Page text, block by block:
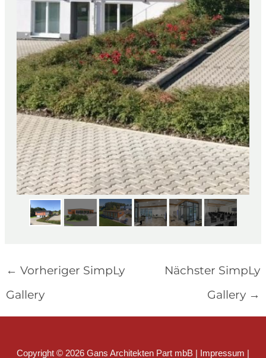
← Vorheriger SimpLy
Gallery
Nächster SimpLy
Gallery →
Copyright © 2026 Gans Architekten Part mbB | Impressum |